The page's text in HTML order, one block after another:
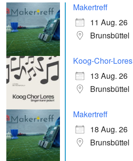
Makertreff
11 Aug. 26
Brunsbüttel
Koog-Chor-Lores
13 Aug. 26
Brunsbüttel
Makertreff
18 Aug. 26
Brunsbüttel